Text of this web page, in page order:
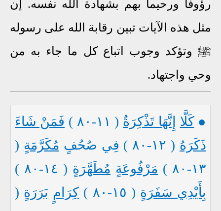
رؤوفا ورحيما بهم بشهادة الله نفسه. إن
مثل هذه الآيات تبين رقابة الله على رسوله
ﷺ وتؤكد وجوب اتباع كل ما جاء به من
وحي واجتهاد.
●كَلَّا إِنَّهَا تَذْكِرَةٌ ( ١١-٨٠ )
فَمَنْ شَاءَ
ذَكَرَهُ ( ١٢-٨٠ ) فِي صُحُفٍ مُكَرَّمَةٍ (
١٣-٨٠ )
مَرْفُوعَةٍ مُطَهَّرَةٍ ( ١٤-٨٠ )
بِأَيْدِي سَفَرَةٍ ( ١٥-٨٠ ) كِرَامٍ بَرَرَةٍ (